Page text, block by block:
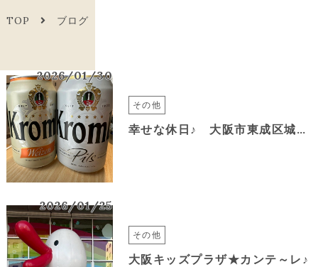
TOP ブログ
2026/01/30
その他
幸せな休日♪ 大阪市東成区城東区エリア美容室&*again-HAIR
2026/01/25
その他
大阪キッズプラザ★カンテ～レ♪